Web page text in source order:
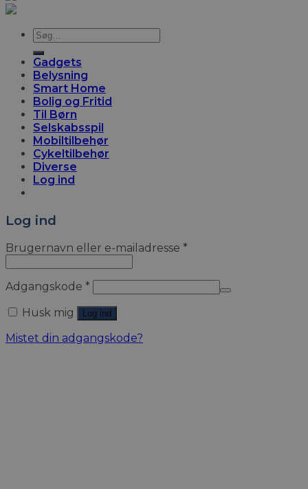
Søg
Gadgets
Belysning
Smart Home
Bolig og Fritid
Til Børn
Selskabsspil
Mobiltilbehør
Cykeltilbehør
Diverse
Log ind
Log ind
Brugernavn eller e-mailadresse *
Adgangskode *
Husk mig
Log ind
Mistet din adgangskode?